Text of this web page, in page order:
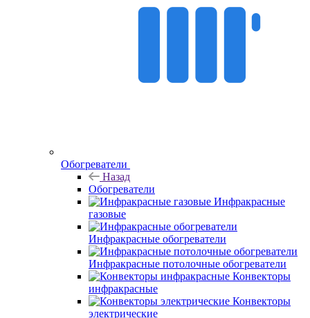
Обогреватели
Назад
Обогреватели
Инфракрасные
газовые
Инфракрасные обогреватели
Инфракрасные потолочные обогреватели
Конвекторы
инфракрасные
Конвекторы
электрические